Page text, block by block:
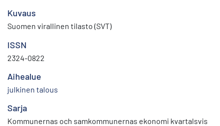
Kuvaus
Suomen virallinen tilasto (SVT)
ISSN
2324-0822
Aihealue
julkinen talous
Sarja
Kommunernas och samkommunernas ekonomi kvartalsvis